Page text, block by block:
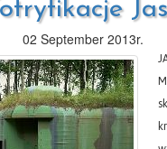
02 September 2013r.